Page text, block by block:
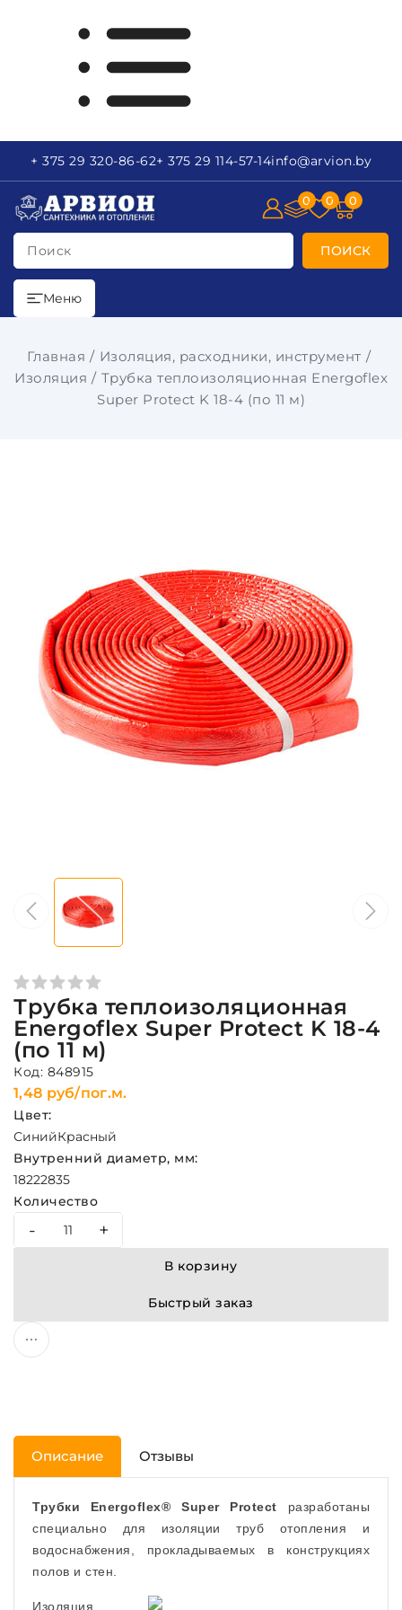
+ 375 29 320-86-62+ 375 29 114-57-14info@arvion.by
Поиск ПОИСК
0 0 0
Меню
Главная
Изоляция, расходники, инструмент
Изоляция
Трубка теплоизоляционная Energoflex
Super Protect K 18-4 (по 11 м)
Трубка теплоизоляционная
Energoflex Super Protect K 18-4
(по 11 м)
Код: 848915
1,48 руб/пог.м.
Цвет:
СинийКрасный
Внутренний диаметр, мм:
18222835
Количество
- +
В корзину
Быстрый заказ
Описание Отзывы
Трубки Energoflex® Super Protect разработаны
специально для изоляции труб отопления и
водоснабжения, прокладываемых в конструкциях
полов и стен.
Изоляция